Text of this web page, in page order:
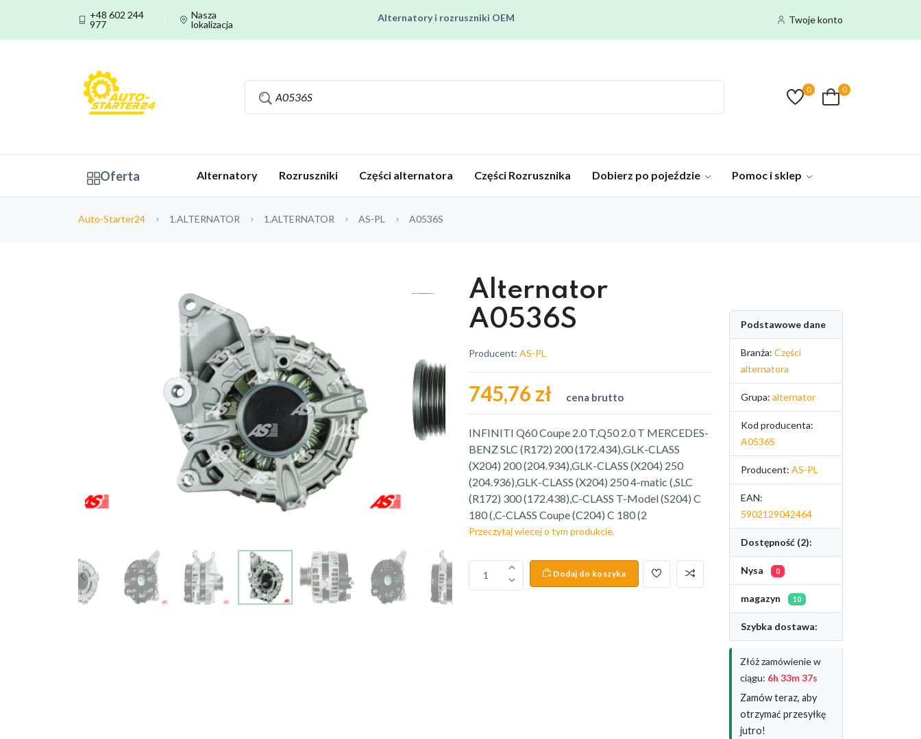
+48 602 244
977
Nasza
lokalizacja
Pracujemy od poniedziałku do piątku od 8:00 do 16:00
Regenerujemy alternatory i rozruszniki od 2012 roku !
Twoje konto
0 0
Oferta Alternatory Rozruszniki Części alternatora Części Rozrusznika Dobierz po pojeździe Pomoc i sklep
Auto-Starter24 1.ALTERNATOR 1.ALTERNATOR AS-PL A0536S
Alternator
A0536S
Producent: AS-PL
745,76 zł cena brutto
INFINITI Q60 Coupe 2.0 T,Q50 2.0 T MERCEDES-
BENZ SLC (R172) 200 (172.434),GLK-CLASS
(X204) 200 (204.934),GLK-CLASS (X204) 250
(204.936),GLK-CLASS (X204) 250 4-matic (,SLC
(R172) 300 (172.438),C-CLASS T-Model (S204) C
180 (,C-CLASS Coupe (C204) C 180 (2
Przeczytaj wiecej o tym produkcie.
1 Dodaj do koszyka
Podstawowe dane
Branża: Części
alternatora
Grupa: alternator
Kod producenta:
A0536S
Producent: AS-PL
EAN:
5902129042464
Dostępność (2):
Nysa 0
magazyn 10
Szybka dostawa:
Złóż zamówienie w
ciągu: 6h 33m 36s
Zamów teraz, aby
otrzymać przesyłkę
jutro!